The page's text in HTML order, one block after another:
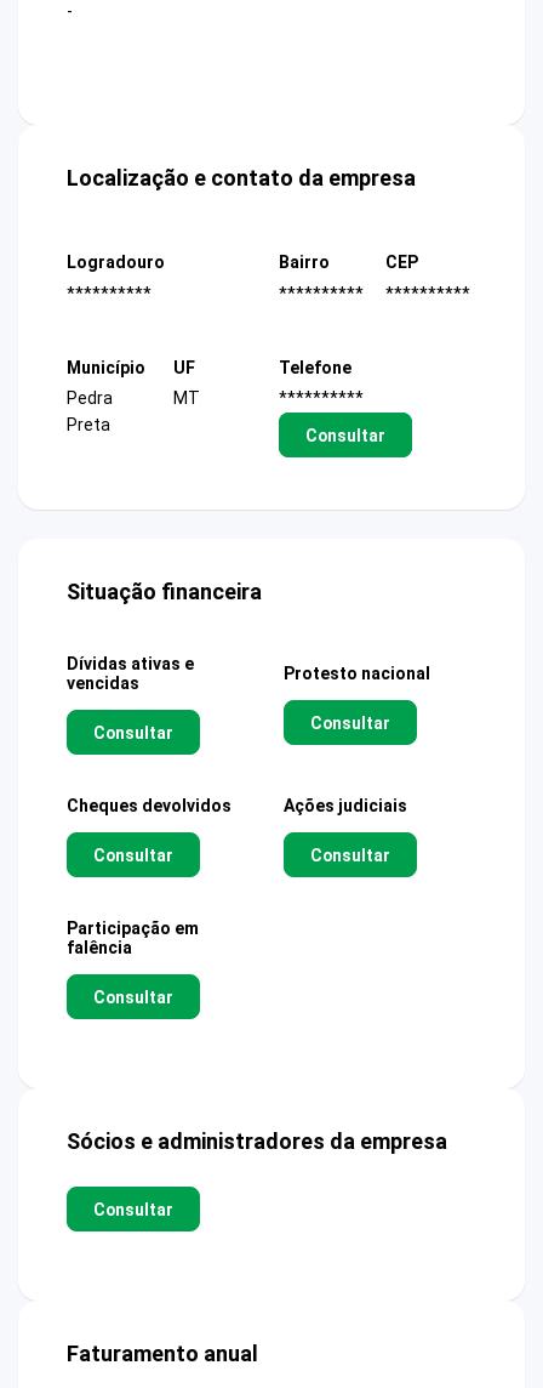
-
Localização e contato da empresa
Logradouro
**********
Bairro
**********
CEP
**********
Município
Pedra
Preta
UF
MT
Telefone
**********
Consultar
Situação financeira
Dívidas ativas e
vencidas
Consultar
Protesto nacional
Consultar
Cheques devolvidos
Consultar
Ações judiciais
Consultar
Participação em
falência
Consultar
Sócios e administradores da empresa
Consultar
Faturamento anual